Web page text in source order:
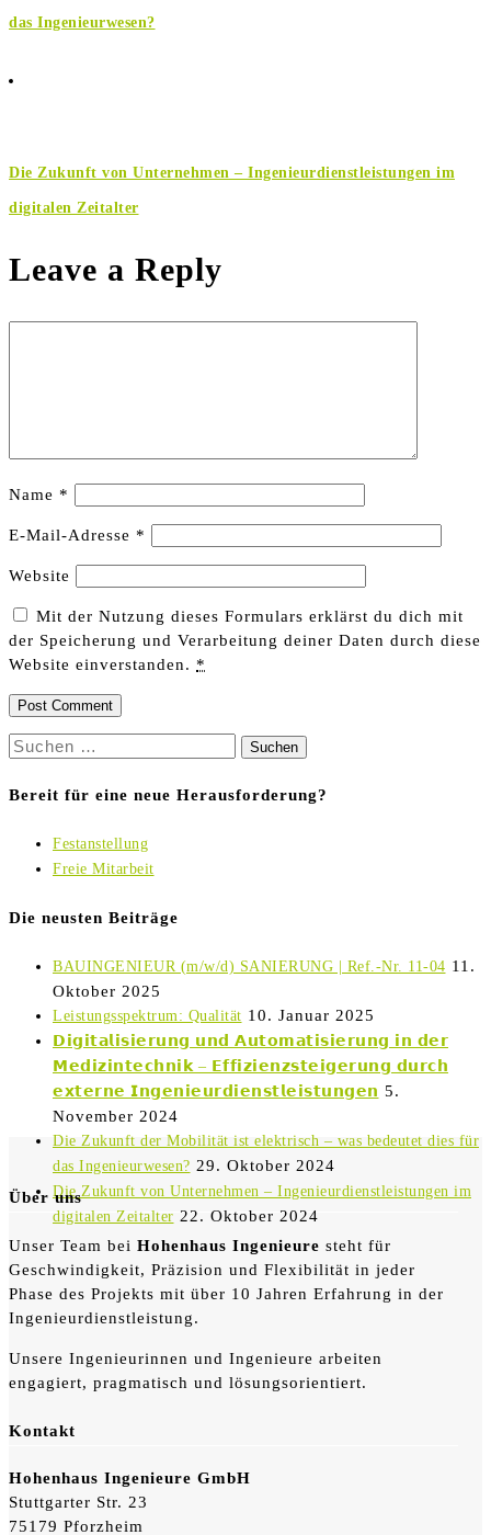
das Ingenieurwesen?
Die Zukunft von Unternehmen – Ingenieurdienstleistungen im
digitalen Zeitalter
Leave a Reply
Name *
E-Mail-Adresse *
Website
Mit der Nutzung dieses Formulars erklärst du dich mit
der Speicherung und Verarbeitung deiner Daten durch diese
Website einverstanden. *
Suchen
Bereit für eine neue Herausforderung?
Festanstellung
Freie Mitarbeit
Die neusten Beiträge
BAUINGENIEUR (m/w/d) SANIERUNG | Ref.-Nr. 11-04 11.
Oktober 2025
Leistungsspektrum: Qualität 10. Januar 2025
𝗗𝗶𝗴𝗶𝘁𝗮𝗹𝗶𝘀𝗶𝗲𝗿𝘂𝗻𝗴 𝘂𝗻𝗱 𝗔𝘂𝘁𝗼𝗺𝗮𝘁𝗶𝘀𝗶𝗲𝗿𝘂𝗻𝗴 𝗶𝗻 𝗱𝗲𝗿
𝗠𝗲𝗱𝗶𝘇𝗶𝗻𝘁𝗲𝗰𝗵𝗻𝗶𝗸 – 𝗘𝗳𝗳𝗶𝘇𝗶𝗲𝗻𝘇𝘀𝘁𝗲𝗶𝗴𝗲𝗿𝘂𝗻𝗴 𝗱𝘂𝗿𝗰𝗵
𝗲𝘅𝘁𝗲𝗿𝗻𝗲 𝗜𝗻𝗴𝗲𝗻𝗶𝗲𝘂𝗿𝗱𝗶𝗲𝗻𝘀𝘁𝗹𝗲𝗶𝘀𝘁𝘂𝗻𝗴𝗲𝗻 5.
November 2024
Die Zukunft der Mobilität ist elektrisch – was bedeutet dies für
das Ingenieurwesen? 29. Oktober 2024
Die Zukunft von Unternehmen – Ingenieurdienstleistungen im
digitalen Zeitalter 22. Oktober 2024
Über uns
Unser Team bei Hohenhaus Ingenieure steht für
Geschwindigkeit, Präzision und Flexibilität in jeder
Phase des Projekts mit über 10 Jahren Erfahrung in der
Ingenieurdienstleistung.
Unsere Ingenieurinnen und Ingenieure arbeiten
engagiert, pragmatisch und lösungsorientiert.
Kontakt
Hohenhaus Ingenieure GmbH
Stuttgarter Str. 23
75179 Pforzheim